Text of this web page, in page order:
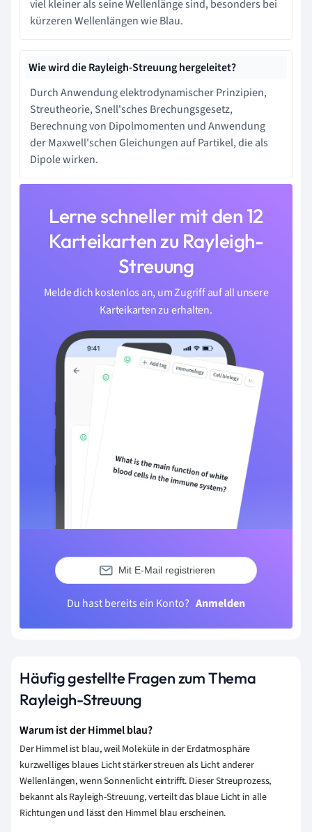
viel kleiner als seine Wellenlänge sind, besonders bei
kürzeren Wellenlängen wie Blau.
Wie wird die Rayleigh-Streuung hergeleitet?
Durch Anwendung elektrodynamischer Prinzipien,
Streutheorie, Snell'sches Brechungsgesetz,
Berechnung von Dipolmomenten und Anwendung
der Maxwell'schen Gleichungen auf Partikel, die als
Dipole wirken.
Lerne schneller mit den 12
Karteikarten zu Rayleigh-
Streuung
Melde dich kostenlos an, um Zugriff auf all unsere
Karteikarten zu erhalten.
Mit E-Mail registrieren
Du hast bereits ein Konto? Anmelden
Häufig gestellte Fragen zum Thema
Rayleigh-Streuung
Warum ist der Himmel blau?
Der Himmel ist blau, weil Moleküle in der Erdatmosphäre
kurzwelliges blaues Licht stärker streuen als Licht anderer
Wellenlängen, wenn Sonnenlicht eintrifft. Dieser Streuprozess,
bekannt als Rayleigh-Streuung, verteilt das blaue Licht in alle
Richtungen und lässt den Himmel blau erscheinen.